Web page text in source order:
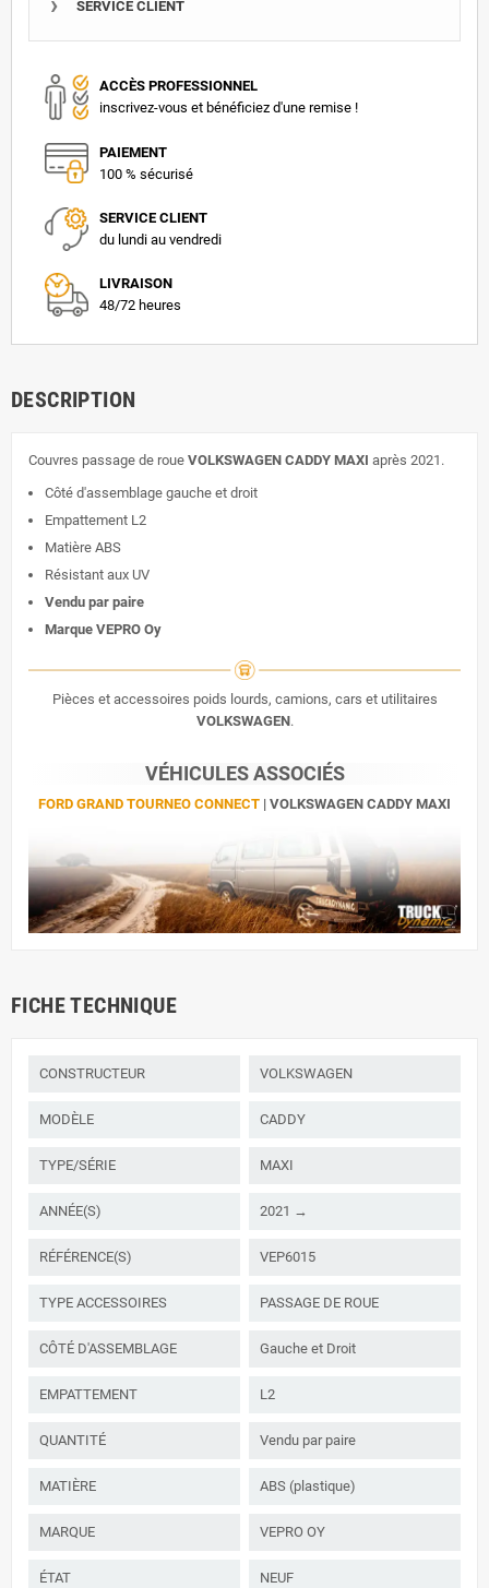
SERVICE CLIENT
ACCÈS PROFESSIONNEL
inscrivez-vous et bénéficiez d'une remise !
PAIEMENT
100 % sécurisé
SERVICE CLIENT
du lundi au vendredi
LIVRAISON
48/72 heures
DESCRIPTION
Couvres passage de roue VOLKSWAGEN CADDY MAXI après 2021.
Côté d'assemblage gauche et droit
Empattement L2
Matière ABS
Résistant aux UV
Vendu par paire
Marque VEPRO Oy
Pièces et accessoires poids lourds, camions, cars et utilitaires
VOLKSWAGEN.
VÉHICULES ASSOCIÉS
FORD GRAND TOURNEO CONNECT | VOLKSWAGEN CADDY MAXI
FICHE TECHNIQUE
CONSTRUCTEUR VOLKSWAGEN
MODÈLE CADDY
TYPE/SÉRIE MAXI
ANNÉE(S) 2021 →
RÉFÉRENCE(S) VEP6015
TYPE ACCESSOIRES PASSAGE DE ROUE
CÔTÉ D'ASSEMBLAGE Gauche et Droit
EMPATTEMENT L2
QUANTITÉ Vendu par paire
MATIÈRE ABS (plastique)
MARQUE VEPRO OY
ÉTAT NEUF